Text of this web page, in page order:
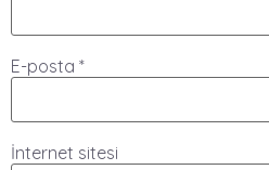
E-posta *
İnternet sitesi